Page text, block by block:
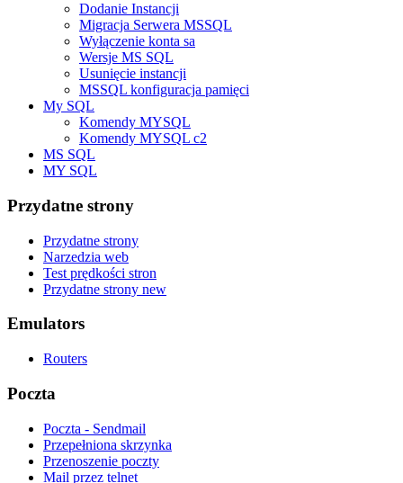
Dodanie Instancji
Migracja Serwera MSSQL
Wyłączenie konta sa
Wersje MS SQL
Usunięcie instancji
MSSQL konfiguracja pamięci
My SQL
Komendy MYSQL
Komendy MYSQL c2
MS SQL
MY SQL
Przydatne strony
Przydatne strony
Narzedzia web
Test prędkości stron
Przydatne strony new
Emulators
Routers
Poczta
Poczta - Sendmail
Przepełniona skrzynka
Przenoszenie poczty
Mail przez telnet